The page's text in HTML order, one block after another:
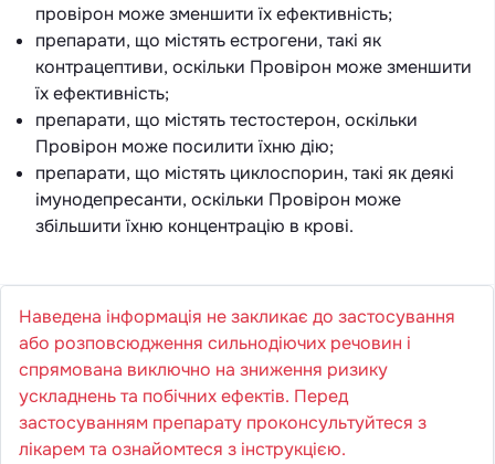
провірон може зменшити їх ефективність;
препарати, що містять естрогени, такі як
контрацептиви, оскільки Провірон може зменшити
їх ефективність;
препарати, що містять тестостерон, оскільки
Провірон може посилити їхню дію;
препарати, що містять циклоспорин, такі як деякі
імунодепресанти, оскільки Провірон може
збільшити їхню концентрацію в крові.
Наведена інформація не закликає до застосування
або розповсюдження сильнодіючих речовин і
спрямована виключно на зниження ризику
ускладнень та побічних ефектів. Перед
застосуванням препарату проконсультуйтеся з
лікарем та ознайомтеся з інструкцією.